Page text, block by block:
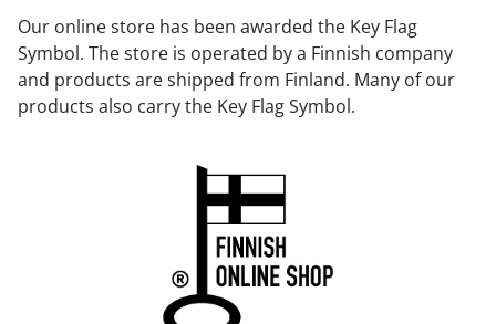
Our online store has been awarded the Key Flag
Symbol. The store is operated by a Finnish company
and products are shipped from Finland. Many of our
products also carry the Key Flag Symbol.